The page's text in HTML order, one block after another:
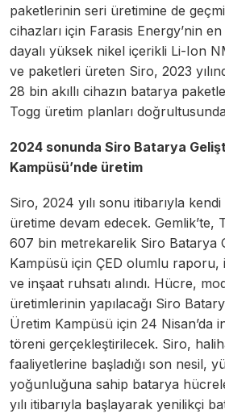
paketlerinin seri üretimine de
cihazları için Farasis Energy’nin
dayalı yüksek nikel içerikli Li-Ion
ve paketleri üreten Siro, 2023
28 bin akıllı cihazın batarya
Togg üretim planları
2024 sonunda Siro Batarya
Kampüsü’nde üretim
Siro, 2024 yılı sonu itibarıyla
üretime devam edecek. Gemlik’te,
607 bin metrekarelik Siro Batarya
Kampüsü için ÇED olumlu raporu,
ve inşaat ruhsatı alındı. Hücre,
üretimlerinin yapılacağı Siro
Üretim Kampüsü için 24 Nisan’da
töreni gerçekleştirilecek. Siro,
faaliyetlerine başladığı son nesil,
yoğunluğuna sahip batarya
yılı itibarıyla başlayarak yenilikçi